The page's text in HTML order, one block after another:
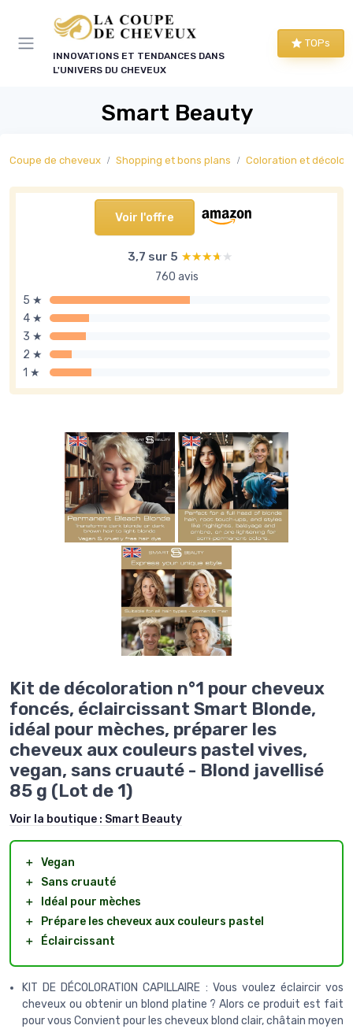
INNOVATIONS ET TENDANCES DANS
L'UNIVERS DU CHEVEUX
TOPs
Smart Beauty
Coupe de cheveux Shopping et bons plans Coloration et
Voir l'offre
3,7 sur 5 ★★★★★
★★★★★
760 avis
5 ★
4 ★
3 ★
2 ★
1 ★
Kit de décoloration n°1 pour cheveux
foncés, éclaircissant Smart Blonde,
idéal pour mèches, préparer les
cheveux aux couleurs pastel vives,
vegan, sans cruauté - Blond javellisé
85 g (Lot de 1)
Voir la boutique : Smart Beauty
＋ Vegan
＋
Sans cruauté
＋
Idéal pour mèches
＋
Prépare les cheveux aux couleurs pastel
＋
Éclaircissant
KIT DE DÉCOLORATION CAPILLAIRE : Vous voulez éclaircir vos
cheveux ou obtenir un blond platine ? Alors ce produit est fait
pour vous Convient pour les cheveux blond clair, châtain moyen